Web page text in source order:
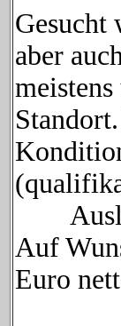
Gesucht
aber
Auf
Euro